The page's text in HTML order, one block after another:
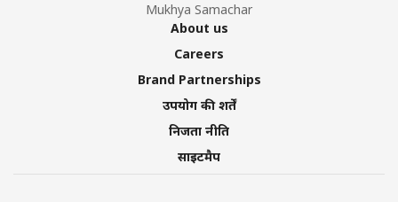
Mukhya Samachar
About us
Careers
Brand Partnerships
उपयोग की शर्तें
निजता नीति
साइटमैप